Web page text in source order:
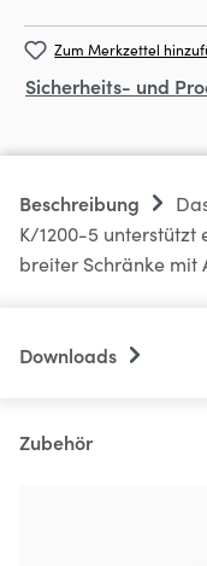
Zum Merkzettel
Sicherheits- und
Beschreibung
K/1200-5 unterstützt
breiter Schränke mit
Downloads
Zubehör